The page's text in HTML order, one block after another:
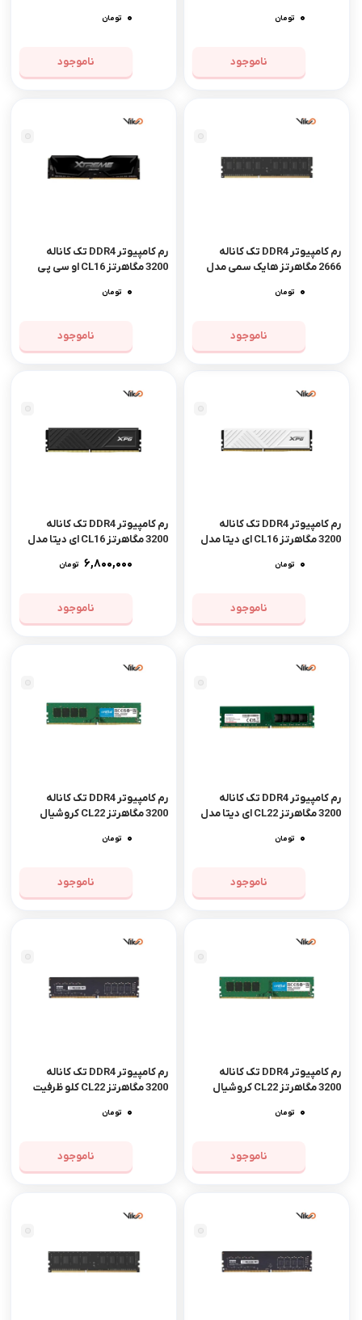
0 تومان
ناموجود
0 تومان
ناموجود
رم کامپیوتر DDR4 تک کاناله
2666 مگاهرتز هایک سمی مدل
0 تومان
ناموجود
رم کامپیوتر DDR4 تک کاناله
3200 مگاهرتز CL16 او سی پی
گیگابایت0 تومان
ناموجود
رم کامپیوتر DDR4 تک کاناله
3200 مگاهرتز CL16 ای دیتا مدل
گیگابایت0 تومان
ناموجود
رم کامپیوتر DDR4 تک کاناله
3200 مگاهرتز CL16 ای دیتا مدل
گیگابایت6,800,000 تومان
ناموجود
رم کامپیوتر DDR4 تک کاناله
3200 مگاهرتز CL22 ای دیتا مدل
0 تومان
ناموجود
رم کامپیوتر DDR4 تک کاناله
3200 مگاهرتز CL22 کروشیال
0 تومان
ناموجود
رم کامپیوتر DDR4 تک کاناله
3200 مگاهرتز CL22 کروشیال
0 تومان
ناموجود
رم کامپیوتر DDR4 تک کاناله
3200 مگاهرتز CL22 کلو ظرفیت
0 تومان
ناموجود